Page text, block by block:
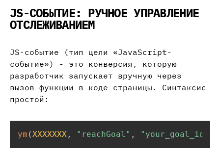
JS-СОБЫТИЕ: РУЧНОЕ УПРАВЛЕНИЕ
ОТСЛЕЖИВАНИЕМ
JS-событие (тип цели «JavaScript-
событие») - это конверсия, которую
разработчик запускает вручную через
вызов функции в коде страницы. Синтаксис
простой:
ym (XXXXXXX , "reachGoal" , "your_goal_id"